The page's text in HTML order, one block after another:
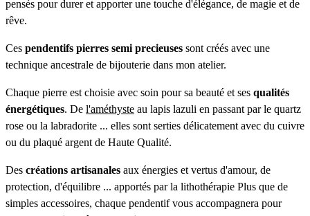
pensés pour durer et apporter une touche d'élégance, de magie et de
rêve.
Ces pendentifs pierres semi precieuses sont créés avec une
technique ancestrale de bijouterie dans mon atelier.
Chaque pierre est choisie avec soin pour sa beauté et ses qualités
énergétiques. De l'améthyste au lapis lazuli en passant par le quartz
rose ou la labradorite ... elles sont serties délicatement avec du cuivre
ou du plaqué argent de Haute Qualité.
Des créations artisanales aux énergies et vertus d'amour, de
protection, d'équilibre ... apportés par la lithothérapie Plus que de
simples accessoires, chaque pendentif vous accompagnera pour